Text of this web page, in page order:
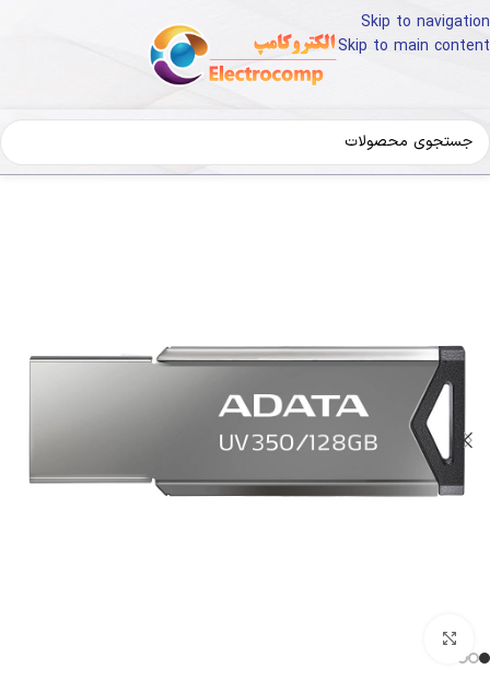
Skip to navigation
Skip to main content
دیجیتال تجهیزات ذخیره سازی اطلاعات فلش مموری